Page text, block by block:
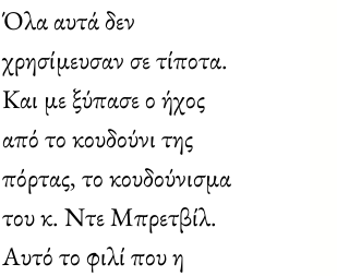
Όλα αυτά δεν
χρησίμευσαν σε τίποτα.
Και με ξύπασε ο ήχος
από το κουδούνι της
πόρτας, το κουδούνισμα
του κ. Ντε Μπρετβίλ.
Αυτό το φιλί που η